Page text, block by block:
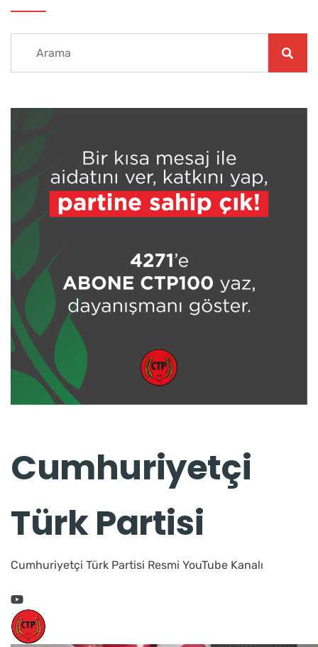
Cumhuriyetçi
Türk Partisi
Cumhuriyetçi Türk Partisi Resmi YouTube Kanalı